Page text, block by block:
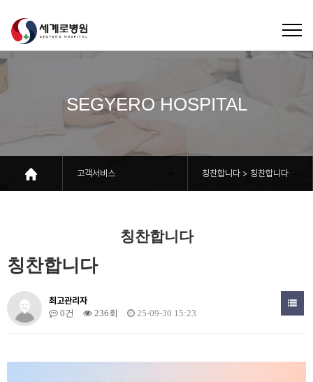
SEGYERO HOSPITAL
고객서비스 칭찬합니다 > 칭찬합니다
칭찬합니다
칭찬합니다
최고관리자
0건 236회 25-09-30 15:23